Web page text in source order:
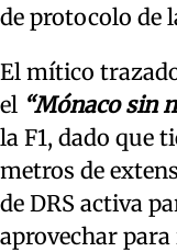
de protocolo de
El mítico
el “Mónaco sin
la F1, dado que
metros de
de DRS activa
aprovechar